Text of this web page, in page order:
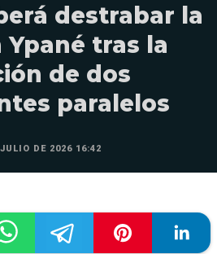
destrabar la
Ypané tras la
de dos
paralelos
DE 2026 16:42